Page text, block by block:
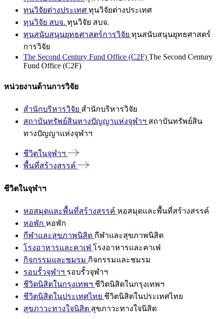
ทุนวิจัยต่างประเทศ ทุนวิจัยต่างประเทศ
ทุนวิจัย สบจ. ทุนวิจัย สบจ.
ทุนสนับสนุนยุทธศาสตร์การวิจัย ทุนสนับสนุนยุทธศาสตร์
การวิจัย
The Second Century Fund Office (C2F) The Second Century
Fund Office (C2F)
หน่วยงานด้านการวิจัย
สำนักบริหารวิจัย สำนักบริหารวิจัย
สถาบันทรัพย์สินทางปัญญาแห่งจุฬาฯ สถาบันทรัพย์สิน
ทางปัญญาแห่งจุฬาฯ
ชีวิตในจุฬาฯ
พื้นที่สร้างสรรค์
ชีวิตในจุฬาฯ
หอสมุดและพื้นที่สร้างสรรค์ หอสมุดและพื้นที่สร้างสรรค์
หอพัก หอพัก
กีฬาและสุขภาพนิสิต กีฬาและสุขภาพนิสิต
โรงอาหารและคาเฟ่ โรงอาหารและคาเฟ่
กิจกรรมและชมรม กิจกรรมและชมรม
รอบรั้วจุฬาฯ รอบรั้วจุฬาฯ
ชีวิตนิสิตในกรุงเทพฯ ชีวิตนิสิตในกรุงเทพฯ
ชีวิตนิสิตในประเทศไทย ชีวิตนิสิตในประเทศไทย
สุขภาวะทางใจนิสิต สุขภาวะทางใจนิสิต